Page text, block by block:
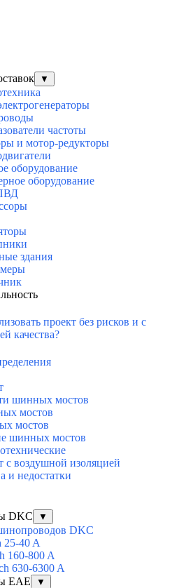
▼
частоты
и мотор-редукторы
оборудование
оборудование
здания
проект без рисков и с
качества?
шинных мостов
мостов
мостов
шинных мостов
воздушной изоляцией
и недостатки
DKC ▼
DKC
25-40 A
160-800 A
630-6300 A
EAE
▼